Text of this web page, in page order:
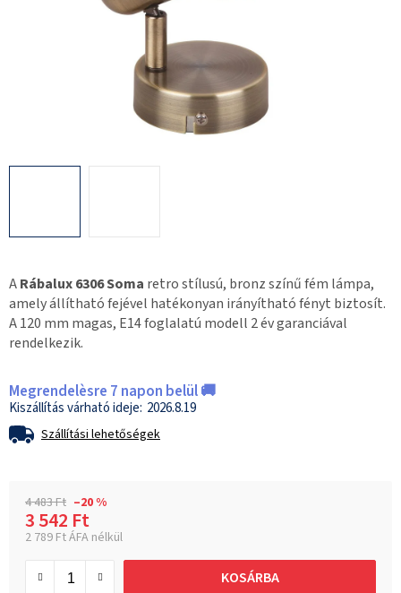
ARábalux 6306 Soma retro stílusú, bronz színű fém lámpa,
amely állítható fejével hatékonyan irányítható fényt biztosít.
A 120 mm magas, E14 foglalatú modell 2 év garanciával
rendelkezik.
Megrendelèsre 7 napon belül 🚚
2026.8.19
Szállítási lehetőségek
4 483 Ft –20 %
3 542 Ft
2 789 Ft ÁFA nélkül
KOSÁRBA